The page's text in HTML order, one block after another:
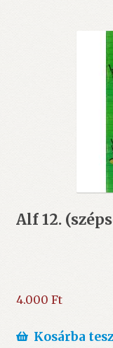
Alf 12.
4.000 Ft
Kosárba